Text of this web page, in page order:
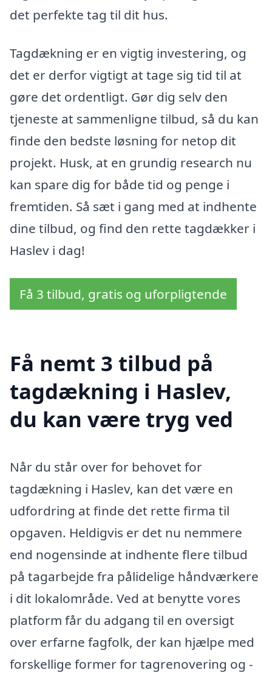
det perfekte tag til dit hus.
Tagdækning er en vigtig investering, og
det er derfor vigtigt at tage sig tid til at
gøre det ordentligt. Gør dig selv den
tjeneste at sammenligne tilbud, så du kan
finde den bedste løsning for netop dit
projekt. Husk, at en grundig research nu
kan spare dig for både tid og penge i
fremtiden. Så sæt i gang med at indhente
dine tilbud, og find den rette tagdækker i
Haslev i dag!
Få 3 tilbud, gratis og uforpligtende
Få nemt 3 tilbud på
tagdækning i Haslev,
du kan være tryg ved
Når du står over for behovet for
tagdækning i Haslev, kan det være en
udfordring at finde det rette firma til
opgaven. Heldigvis er det nu nemmere
end nogensinde at indhente flere tilbud
på tagarbejde fra pålidelige håndværkere
i dit lokalområde. Ved at benytte vores
platform får du adgang til en oversigt
over erfarne fagfolk, der kan hjælpe med
forskellige former for tagrenovering og -